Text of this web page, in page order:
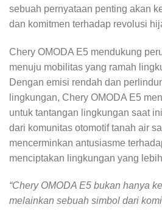
sebuah pernyataan penting akan
dan komitmen terhadap revolusi
Chery OMODA E5 mendukung
menuju mobilitas yang ramah
Dengan emisi rendah dan
lingkungan, Chery OMODA E5
untuk tantangan lingkungan saat
dari komunitas otomotif tanah air
mencerminkan antusiasme
menciptakan lingkungan yang
“Chery OMODA E5 bukan hanya
melainkan sebuah simbol dari